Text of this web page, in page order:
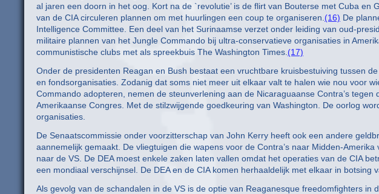
al jaren een doorn in het oog. Kort na de `revolutie’ is de flirt van Bouterse met Cuba en
van de CIA circuleren plannen om met huurlingen een coup te organiseren. (16) De
Intelligence Committee. Een deel van het Surinaamse verzet onder leiding van oud-
militaire plannen van het Jungle Commando bij ultra-conservatieve organisaties in
communistische clubs met als spreekbuis The Washington Times. (17)
Onder de presidenten Reagan en Bush bestaat een vruchtbare kruisbestuiving tussen
en fondsorganisaties. Zodanig dat soms niet meer uit elkaar valt te halen wie nou voor
Commando adopteren, nemen de steunverlening aan de Nicaraguaanse Contra’s
Amerikaanse Congres. Met de stilzwijgende goedkeuring van Washington. De oorlog
organisaties.
De Senaatscommissie onder voorzitterschap van John Kerry heeft ook een andere
aannemelijk gemaakt. De vliegtuigen die wapens voor de Contra’s naar Midden-
naar de VS. De DEA moest enkele zaken laten vallen omdat het operaties van de CIA
een mondiaal verschijnsel. De DEA en de CIA komen herhaaldelijk met elkaar in botsing
Als gevolg van de schandalen in de VS is de optie van Reaganesque freedomfighters in